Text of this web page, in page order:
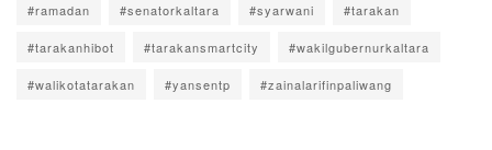
#ramadan #senatorkaltara #syarwani #tarakan
#tarakanhibot #tarakansmartcity #wakilgubernurkaltara
#walikotatarakan #yansentp #zainalarifinpaliwang